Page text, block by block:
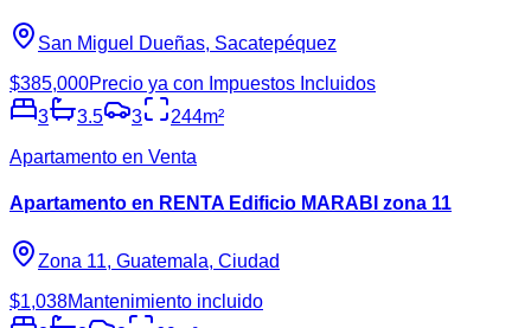
San Miguel Dueñas, Sacatepéquez
$385,000Precio ya con Impuestos Incluidos
3
3.5 3 244m²
Apartamento en Venta
Apartamento en RENTA Edificio MARABI zona 11
Zona 11, Guatemala, Ciudad
$1,038Mantenimiento incluido